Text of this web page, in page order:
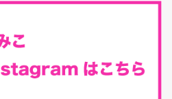
維持の中でいっちばん大事！だと私
な何買う？
リカシリカにしているんだけど確か